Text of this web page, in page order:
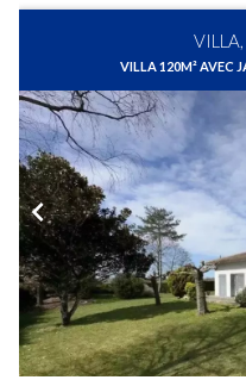
VILLA 120M² AVEC